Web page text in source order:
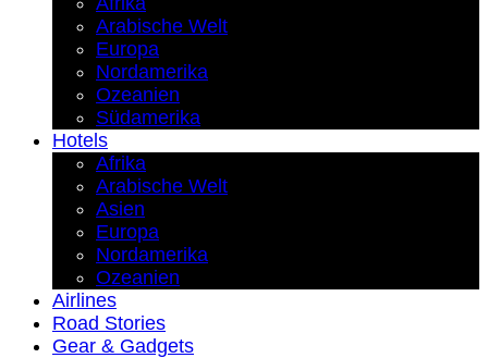
Arabische Welt
Europa
Nordamerika
Ozeanien
Südamerika
Hotels
Afrika
Arabische Welt
Asien
Europa
Nordamerika
Ozeanien
Airlines
Road Stories
Gear & Gadgets